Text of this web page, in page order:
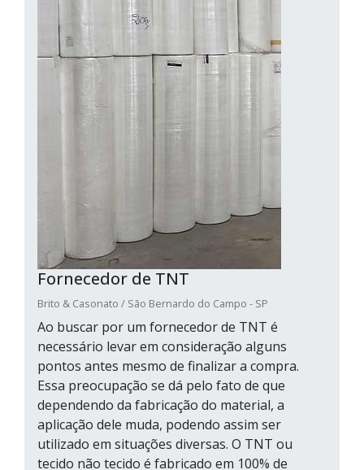
Fornecedor de TNT
Brito & Casonato / São Bernardo do Campo - SP
Ao buscar por um fornecedor de TNT é
necessário levar em consideração alguns
pontos antes mesmo de finalizar a compra.
Essa preocupação se dá pelo fato de que
dependendo da fabricação do material, a
aplicação dele muda, podendo assim ser
utilizado em situações diversas. O TNT ou
tecido não tecido é fabricado em 100% de